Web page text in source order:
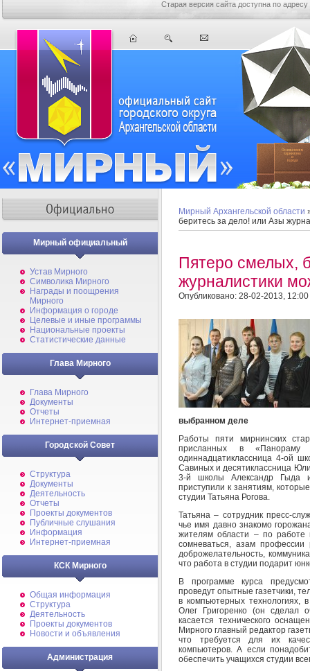
Старая версия сайта доступна по адресу
Мирный официальный
Устав Мирного
Символика Мирного
Награды и поощрения
Мирного
Информация о городе
Целевые и иные программы
Национальные проекты
Статистические данные
Глава Мирного
Глава Мирного
Документы
Отчеты
Интернет-приемная
Городской Совет
Структура
Документы
Деятельность
Отчеты
Проекты документов
Публичные слушания
Информация
Интернет-приемная
КСК Мирного
Общая информация
Структура
Деятельность
Проекты документов
Новости и объявления
Администрация
Мирный Архангельской области
беритесь за дело! или Азы
Пятеро смелых,
журналистики
Опубликовано: 28-02-2013, 12:00
выбранном деле
Работы пяти мирнинских
присланных в
одиннадцатиклассница 4-ой
Савиных и десятиклассница
3-й школы Александр Гыда
приступили к занятиям,
студии Татьяна Рогова.
Татьяна – сотрудник пресс-
чье имя давно знакомо
жителям области – по
сомневаться, азам
доброжелательность,
что работа в студии подарит
В программе курса
проведут опытные газетчики,
в компьютерных технологиях,
Олег Григоренко (он сделал
касается технического
Мирного главный редактор
что требуется для их
компьютеров. А если
обеспечить учащихся студии